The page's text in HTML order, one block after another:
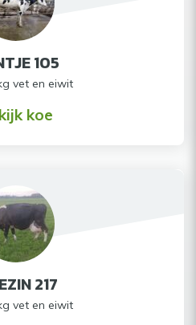
105
vet en eiwit
koe
217
vet en eiwit